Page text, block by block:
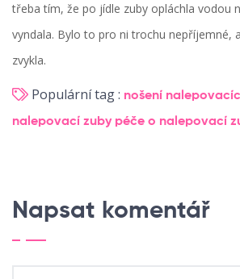
třeba tím, že po jídle zuby opláchla vodou
vyndala. Bylo to pro ni trochu nepříjemné,
zvykla.
Populární tag : nošení
nalepovací zuby péče o nalepovací
Napsat komentář